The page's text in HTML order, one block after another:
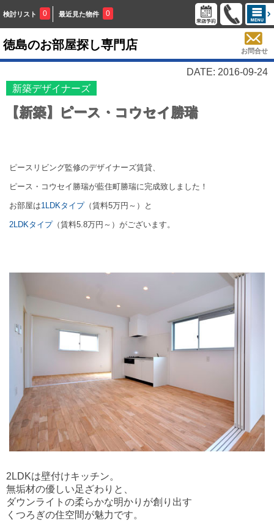
検討リスト 0 最近見た物件 0
徳島のお部屋探し専門店 お問合せ
DATE: 2016-09-24
新築デザイナーズ
【新築】ピース・コウセイ勝瑞
ピースリビング監修のデザイナーズ賃貸、
ピース・コウセイ勝瑞が藍住町勝瑞に完成致しました！
お部屋は1LDKタイプ（賃料5万円～）と
2LDKタイプ（賃料5.8万円～）がございます。
2LDKは壁付けキッチン。
無垢材の優しい足ざわりと、
ダウンライトの柔らかな明かりが創り出す
くつろぎの住空間が魅力です。